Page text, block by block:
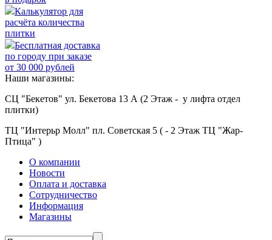
Калькулятор для
расчёта количества
плитки
Бесплатная доставка
по городу при заказе
от 30 000 рублей
Наши магазины:
СЦ "Бекетов" ул. Бекетова 13 А (2 Этаж - у лифта отдел
плитки)
ТЦ "Интерьр Молл" пл. Советская 5 ( - 2 Этаж ТЦ "Жар-
Птица" )
О компании
Новости
Оплата и доставка
Сотрудничество
Информация
Магазины